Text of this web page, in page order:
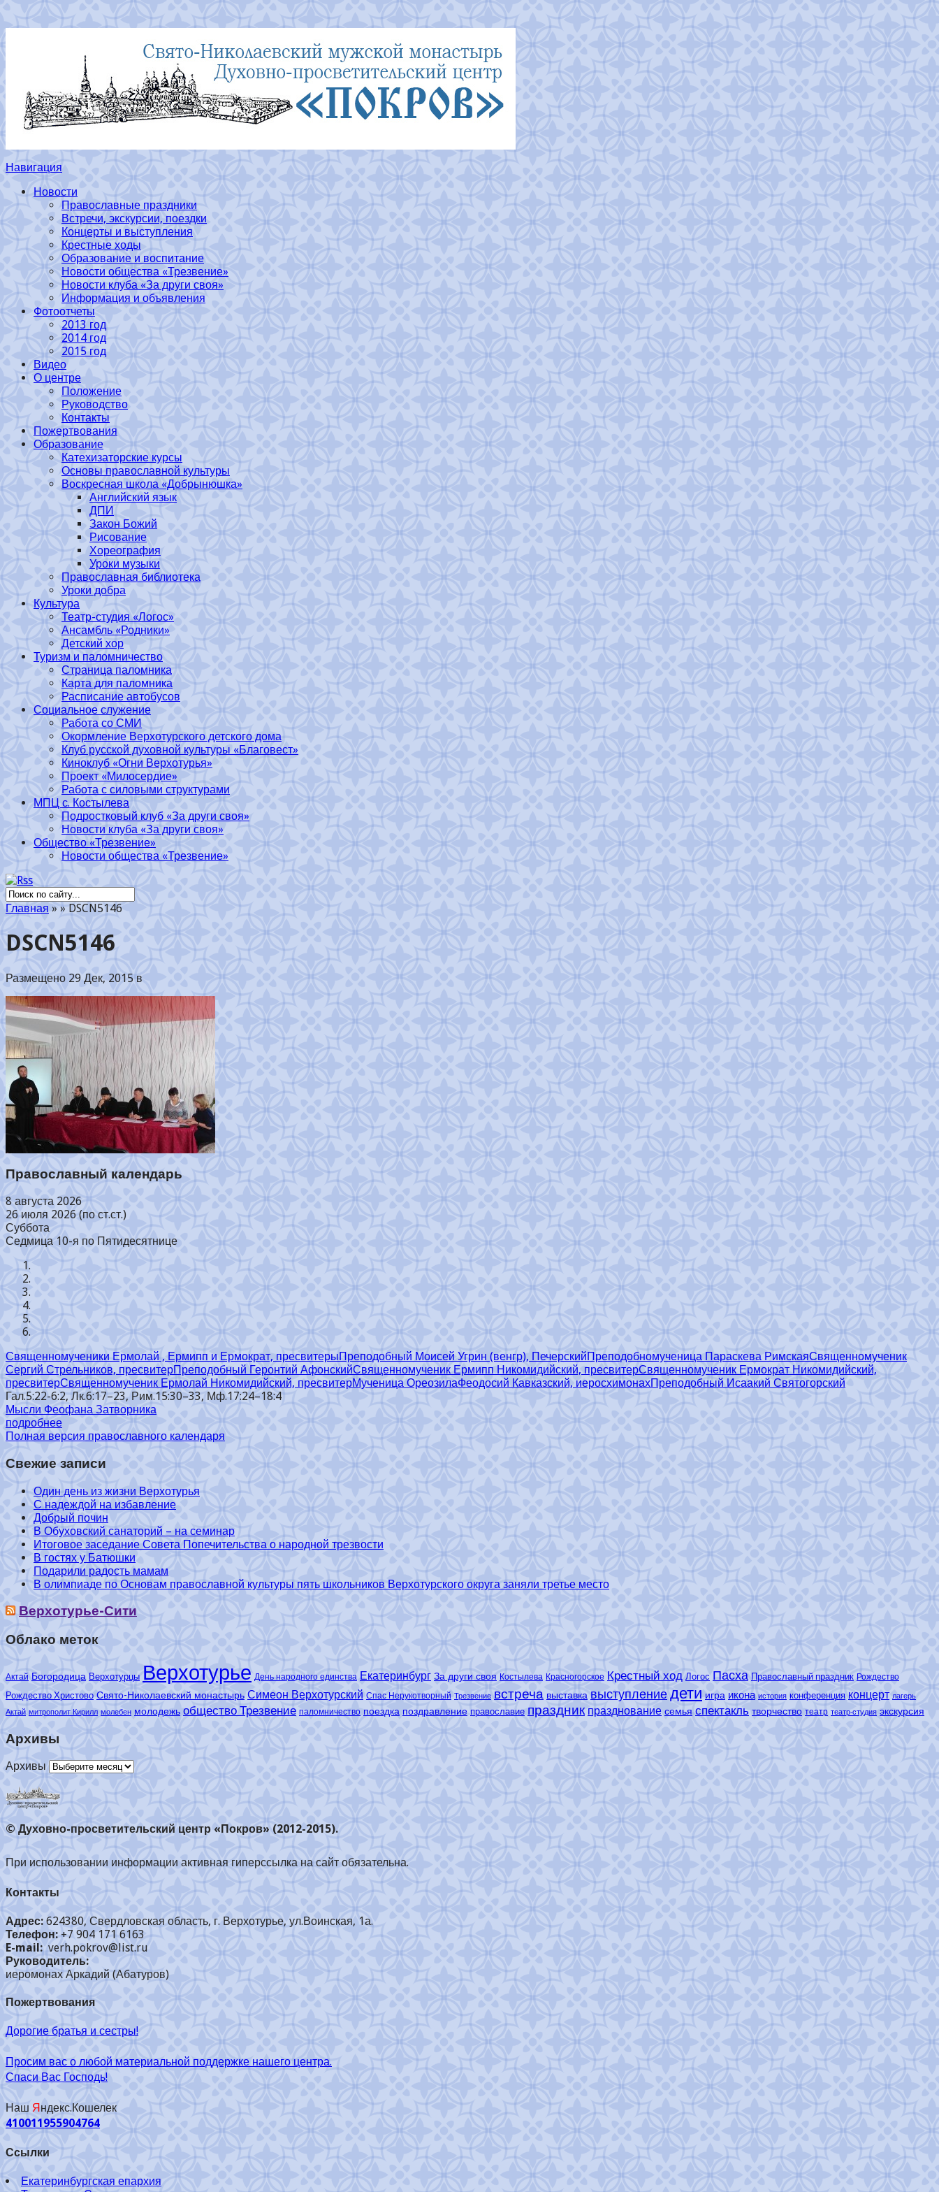
Навигация
Новости
Православные праздники
Встречи, экскурсии, поездки
Концерты и выступления
Крестные ходы
Образование и воспитание
Новости общества «Трезвение»
Новости клуба «За други своя»
Информация и объявления
Фотоотчеты
2013 год
2014 год
2015 год
Видео
О центре
Положение
Руководство
Контакты
Пожертвования
Образование
Катехизаторские курсы
Основы православной культуры
Воскресная школа «Добрынюшка»
Английский язык
ДПИ
Закон Божий
Рисование
Хореография
Уроки музыки
Православная библиотека
Уроки добра
Культура
Театр-студия «Логос»
Ансамбль «Родники»
Детский хор
Туризм и паломничество
Страница паломника
Карта для паломника
Расписание автобусов
Социальное служение
Работа со СМИ
Окормление Верхотурского детского дома
Клуб русской духовной культуры «Благовест»
Киноклуб «Огни Верхотурья»
Проект «Милосердие»
Работа с силовыми структурами
МПЦ с. Костылева
Подростковый клуб «За други своя»
Новости клуба «За други своя»
Общество «Трезвение»
Новости общества «Трезвение»
Главная » » DSCN5146
DSCN5146
Размещено 29 Дек, 2015 в
Православный календарь
8 августа 2026
26 июля 2026 (по ст.ст.)
Суббота
Седмица 10-я по Пятидесятнице
Священномученики Ермолай , Ермипп и Ермократ, пресвитерыПреподобный Моисей Угрин (венгр), ПечерскийПреподобномученица Параскева РимскаяСвященномученик
Сергий Стрельников, пресвитерПреподобный Геронтий АфонскийСвященномученик Ермипп Никомидийский, пресвитерСвященномученик Ермократ Никомидийский,
пресвитерСвященномученик Ермолай Никомидийский, пресвитерМученица ОреозилаФеодосий Кавказский, иеросхимонахПреподобный Исаакий Святогорский
Гал.5:22-6:2, Лк.6:17–23, Рим.15:30–33, Мф.17:24–18:4
Мысли Феофана Затворника
подробнее
Полная версия православного календаря
Свежие записи
Один день из жизни Верхотурья
С надеждой на избавление
Добрый почин
В Обуховский санаторий – на семинар
Итоговое заседание Совета Попечительства о народной трезвости
В гостях у Батюшки
Подарили радость мамам
В олимпиаде по Основам православной культуры пять школьников Верхотурского округа заняли третье место
Верхотурье-Сити
Облако меток
Актай Богородица Верхотурцы Верхотурье День народного единства Екатеринбург За други своя Костылева Красногорское Крестный ход Логос Пасха Православный праздник Рождество
Рождество Христово Свято-Николаевский монастырь Симеон Верхотурский Спас Нерукотворный Трезвение встреча выставка выступлениедети игра икона история конференция концерт лагерь
Актай митрополит Кирилл молебен молодежь общество Трезвение паломничество поездка поздравление православие праздник празднование семья спектакль творчество театр театр-студия экскурсия
Архивы
Архивы
© Духовно-просветительский центр «Покров» (2012-2015).
При использовании информации активная гиперссылка на сайт обязательна.
Контакты
Адрес: 624380, Свердловская область, г. Верхотурье, ул.Воинская, 1а.
Телефон: +7 904 171 6163
E-mail:verh.pokrov@list.ru
Руководитель:
иеромонах Аркадий (Абатуров)
Пожертвования
Дорогие братья и сестры!
Просим вас о любой материальной поддержке нашего центра.
Спаси Вас Господь!
Наш Яндекс.Кошелек
410011955904764
Ссылки
Екатеринбургская епархия